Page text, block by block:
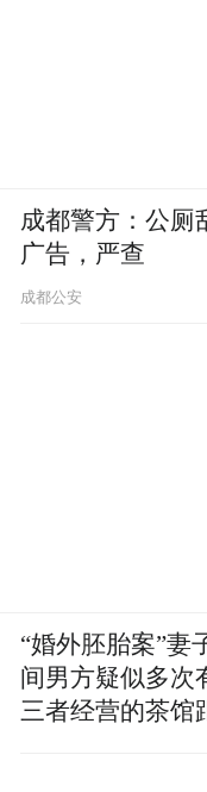
成都警方：公厕
广告，严查
成都公安
“婚外胚胎案”妻
间男方疑似多次
三者经营的茶馆